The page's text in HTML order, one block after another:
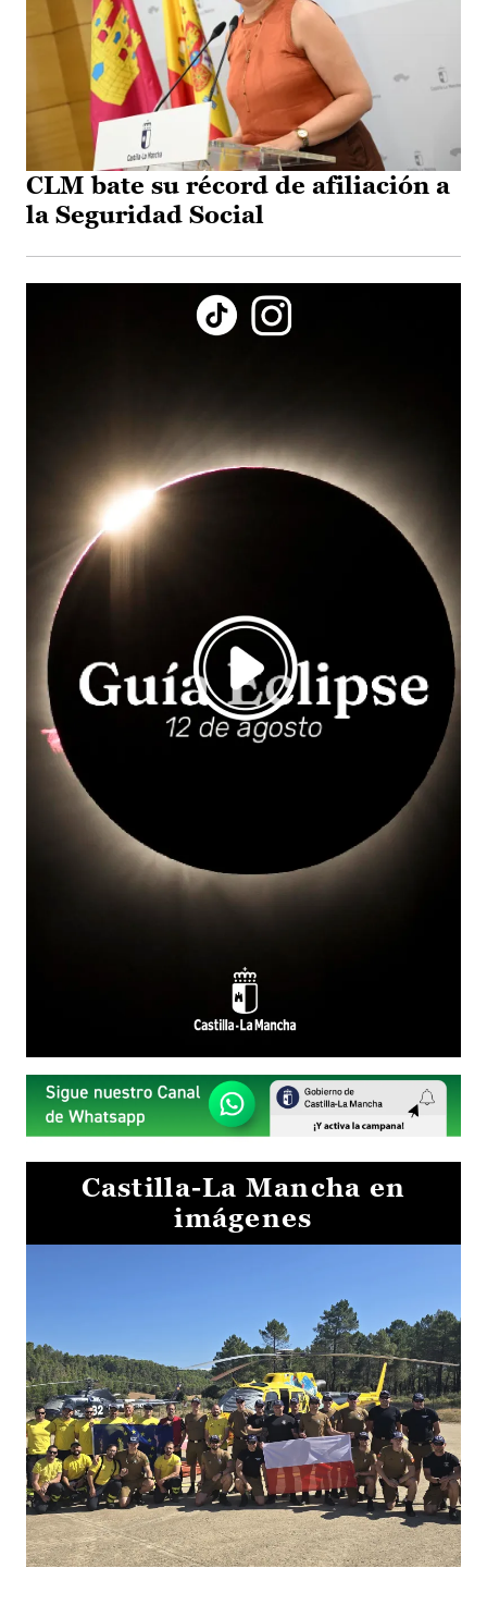
CLM bate su récord de afiliación a
la Seguridad Social
Castilla-La Mancha en
imágenes